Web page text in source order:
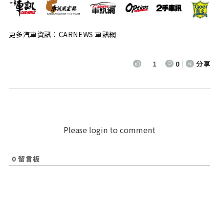
更多汽車資訊：CARNEWS 車訊網
1 0 分享
Please login to comment
0 留言板